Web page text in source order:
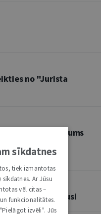
no "Jurista
aicinājums
uz labo pusi
sīkdatnes
tiek izmantotas
Ar Jūsu
vēl citas –
funkcionalitātes.
izvēli". Jūs